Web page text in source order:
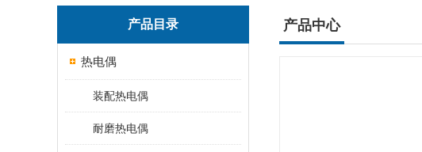
产品目录
热电偶
装配热电偶
耐磨热电偶
产品中心